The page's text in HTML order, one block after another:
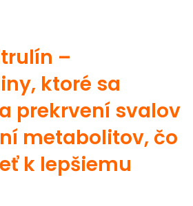
–
ktoré sa
prekrvení svalov
metabolitov, čo
k lepšiemu